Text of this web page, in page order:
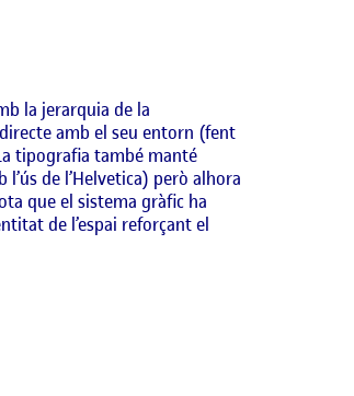
la jerarquia de la
amb el seu entorn (fent
tipografia també manté
de l’Helvetica) però alhora
que el sistema gràfic ha
de l’espai reforçant el